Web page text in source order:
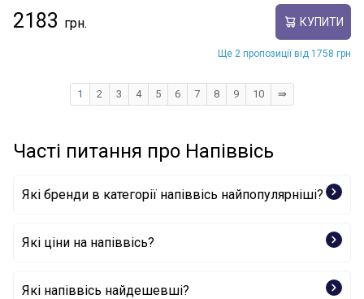
2183 КУПИТИ
Ще 2 пропозиції від 1758 грн
1 2 3 4 5 6 7 8 9 10 ⇛
Часті питання про Напіввісь
Які бренди в категорії напіввісь найпопулярніші?
SKF
Які ціни на напіввісь?
Які напіввісь найдешевші?